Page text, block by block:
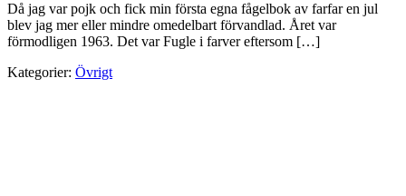
Då jag var pojk och fick min första egna fågelbok av farfar en jul
blev jag mer eller mindre omedelbart förvandlad. Året var
förmodligen 1963. Det var Fugle i farver eftersom […]
Kategorier: Övrigt